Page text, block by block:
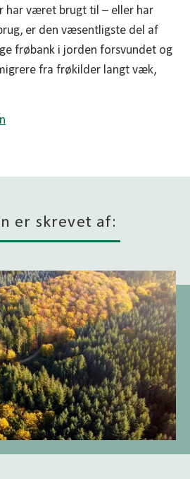
har været brugt til – eller har
er den væsentligste del af
frøbank i jorden forsvundet og
fra frøkilder langt væk,
er skrevet af: